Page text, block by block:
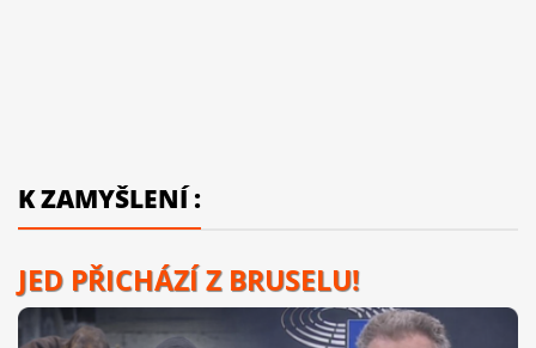
K ZAMYŠLENÍ :
JED PŘICHÁZÍ Z BRUSELU!